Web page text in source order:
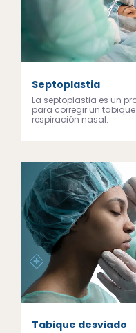
Septoplastia
La septoplastia es un
para corregir un
respiración nasal.
Tabique desviado